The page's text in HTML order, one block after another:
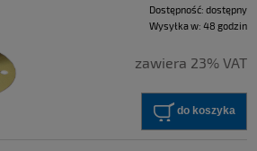
Dostępność: dostępny
Wysyłka w: 48 godzin
zawiera 23% VAT
do koszyka